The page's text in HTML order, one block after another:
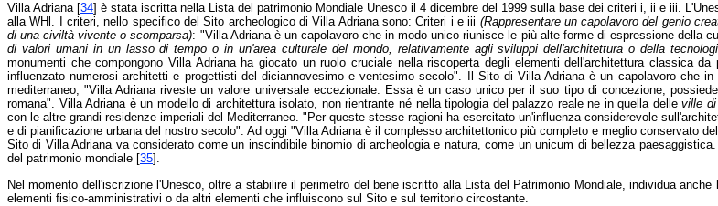
Villa Adriana [34] è stata iscritta nella Lista del patrimonio Mondiale Unesco il 4 dicembre del 1999 sulla base dei criteri i, ii e iii.
alla WHl. I criteri, nello specifico del Sito archeologico di Villa Adriana sono: Criteri i e iii (Rappresentare un capolavoro del genio
di una civiltà vivente o scomparsa): "Villa Adriana è un capolavoro che in modo unico riunisce le più alte forme di espressione della
di valori umani in un lasso di tempo o in un'area culturale del mondo, relativamente agli sviluppi dell'architettura o della
monumenti che compongono Villa Adriana ha giocato un ruolo cruciale nella riscoperta degli elementi dell'architettura classica
influenzato numerosi architetti e progettisti del diciannovesimo e ventesimo secolo". Il Sito di Villa Adriana è un capolavoro che
mediterraneo, "Villa Adriana riveste un valore universale eccezionale. Essa è un caso unico per il suo tipo di concezione,
romana". Villa Adriana è un modello di architettura isolato, non rientrante né nella tipologia del palazzo reale ne in quella delleville
con le altre grandi residenze imperiali del Mediterraneo. "Per queste stesse ragioni ha esercitato un'influenza considerevole
e di pianificazione urbana del nostro secolo". Ad oggi "Villa Adriana è il complesso architettonico più completo e meglio conservato
Sito di Villa Adriana va considerato come un inscindibile binomio di archeologia e natura, come un unicum di bellezza
del patrimonio mondiale [35].
Nel momento dell'iscrizione l'Unesco, oltre a stabilire il perimetro del bene iscritto alla Lista del Patrimonio Mondiale, individua anche
elementi fisico-amministrativi o da altri elementi che influiscono sul Sito e sul territorio circostante.